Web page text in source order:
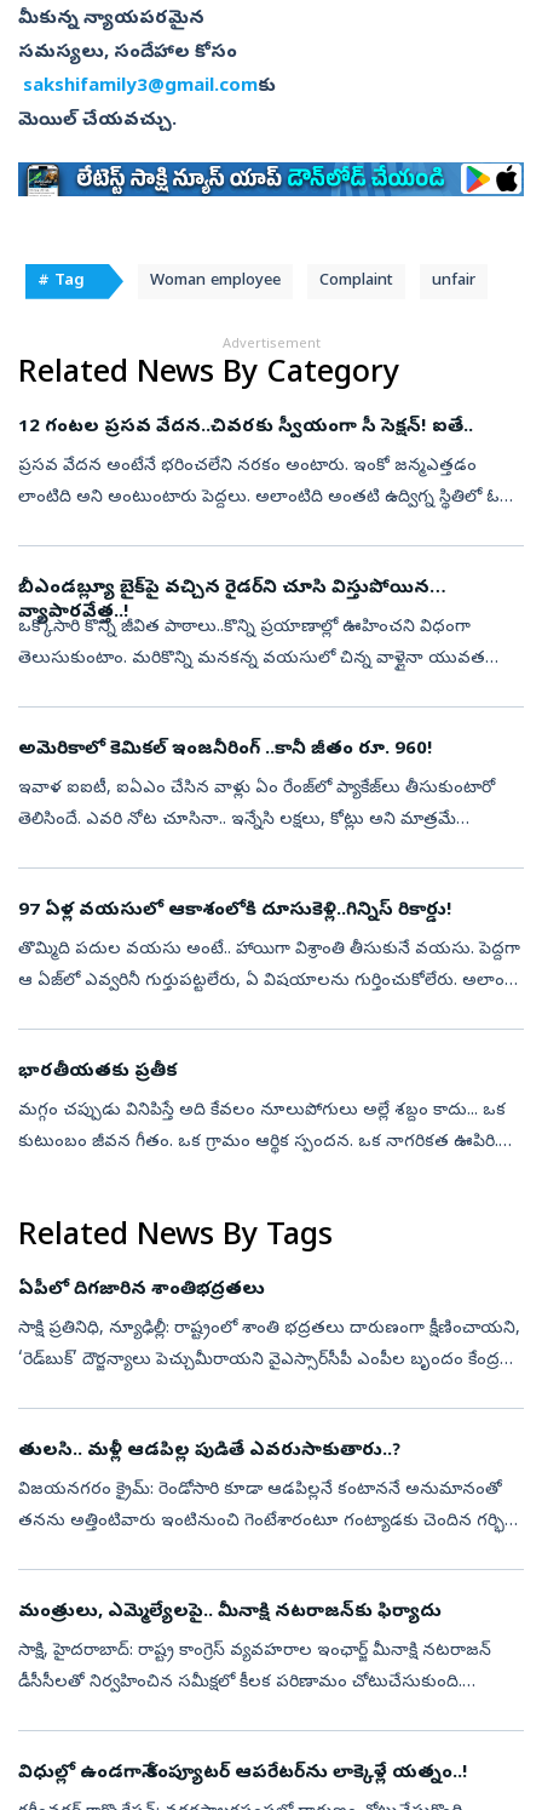
మీకున్న న్యాయపరమైన
సమస్యలు, సందేహాల కోసం
sakshifamily3@gmail.comకు
మెయిల్‌ చేయవచ్చు.
# Tag Woman employee Complaint unfair
Advertisement
Related News By Category
12 గంటల ప్రసవ వేదన..చివరకు స్వీయంగా సీ సెక్షన్‌! ఐతే..
ప్రసవ వేదన అంటేనే భరించలేని నరకం అంటారు. ఇంకో జన్మఎత్తడం
లాంటిది అని అంటుంటారు పెద్దలు. అలాంటిది అంతటి ఉద్విగ్న స్థితిలో ఓ
బీఎండబ్ల్యూ బైక్‌పై వచ్చిన రైడర్‌ని చూసి విస్తుపోయిన
వ్యాపారవేత్త..!
ఒక్కోసారి కొన్ని జీవిత పాఠాలు..కొన్ని ప్రయాణాల్లో ఊహించని విధంగా
తెలుసుకుంటాం. మరికొన్ని మనకన్న వయసులో చిన్న వాళ్లైనా యువత
అమెరికాలో కెమికల్ ఇంజనీరింగ్ ..కానీ జీతం రూ. 960!
ఇవాళ ఐఐటీ, ఐఏఎం చేసిన వాళ్లు ఏం రేంజ్‌లో ప్యాకేజ్‌లు తీసుకుంటారో
తెలిసిందే. ఎవరి నోట చూసినా.. ఇన్నేసి లక్షలు, కోట్లు అని మాత్రమే
97 ఏళ్ల వయసులో ఆకాశంలోకి దూసుకెళ్లి..గిన్నిస్‌ రికార్డు!
తొమ్మిది పదుల వయసు అంటే.. హాయిగా విశ్రాంతి తీసుకునే వయసు. పెద్దగా
ఆ ఏజ్‌లో ఎవ్వరినీ గుర్తుపట్టలేరు, ఏ విషయాలను గుర్తించుకోలేరు. అలాంటి
భారతీయతకు ప్రతీక
మగ్గం చప్పుడు వినిపిస్తే అది కేవలం నూలుపోగులు అల్లే శబ్దం కాదు... ఒక
కుటుంబం జీవన గీతం. ఒక గ్రామం ఆర్థిక స్పందన. ఒక నాగరికత ఊపిరి.
Related News By Tags
ఏపీలో దిగజారిన శాంతిభద్రతలు
సాక్షి ప్రతినిధి, న్యూఢిల్లీ: రాష్ట్రంలో శాంతి భద్రతలు దారుణంగా క్షీణించాయని,
‘రెడ్‌బుక్‌’ దౌర్జన్యాలు పెచ్చుమీరాయని వైఎస్సార్‌సీపీ ఎంపీల బృందం కేంద్ర
తులసి.. మళ్లీ ఆడపిల్ల పుడితే ఎవరుసాకుతారు..?
విజయనగరం క్రైమ్‌: రెండోసారి కూడా ఆడపిల్లనే కంటాననే అనుమానంతో
తనను అత్తింటివారు ఇంటినుంచి గెంటేశారంటూ గంట్యాడకు చెందిన గర్భిణి
మంత్రులు, ఎమ్మెల్యేలపై.. మీనాక్షి నటరాజన్‌కు ఫిర్యాదు
సాక్షి, హైదరాబాద్‌: రాష్ట్ర కాంగ్రెస్‌ వ్యవహరాల ఇంఛార్జ్ మీనాక్షి నటరాజన్
డీసీసీలతో నిర్వహించిన సమీక్షలో కీలక పరిణామం చోటుచేసుకుంది.
విధుల్లో ఉండగానే కంప్యూటర్‌ ఆపరేటర్‌ను లాక్కెళ్లే యత్నం..!